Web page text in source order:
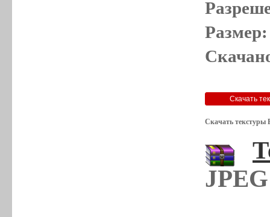
Скачать текстуры